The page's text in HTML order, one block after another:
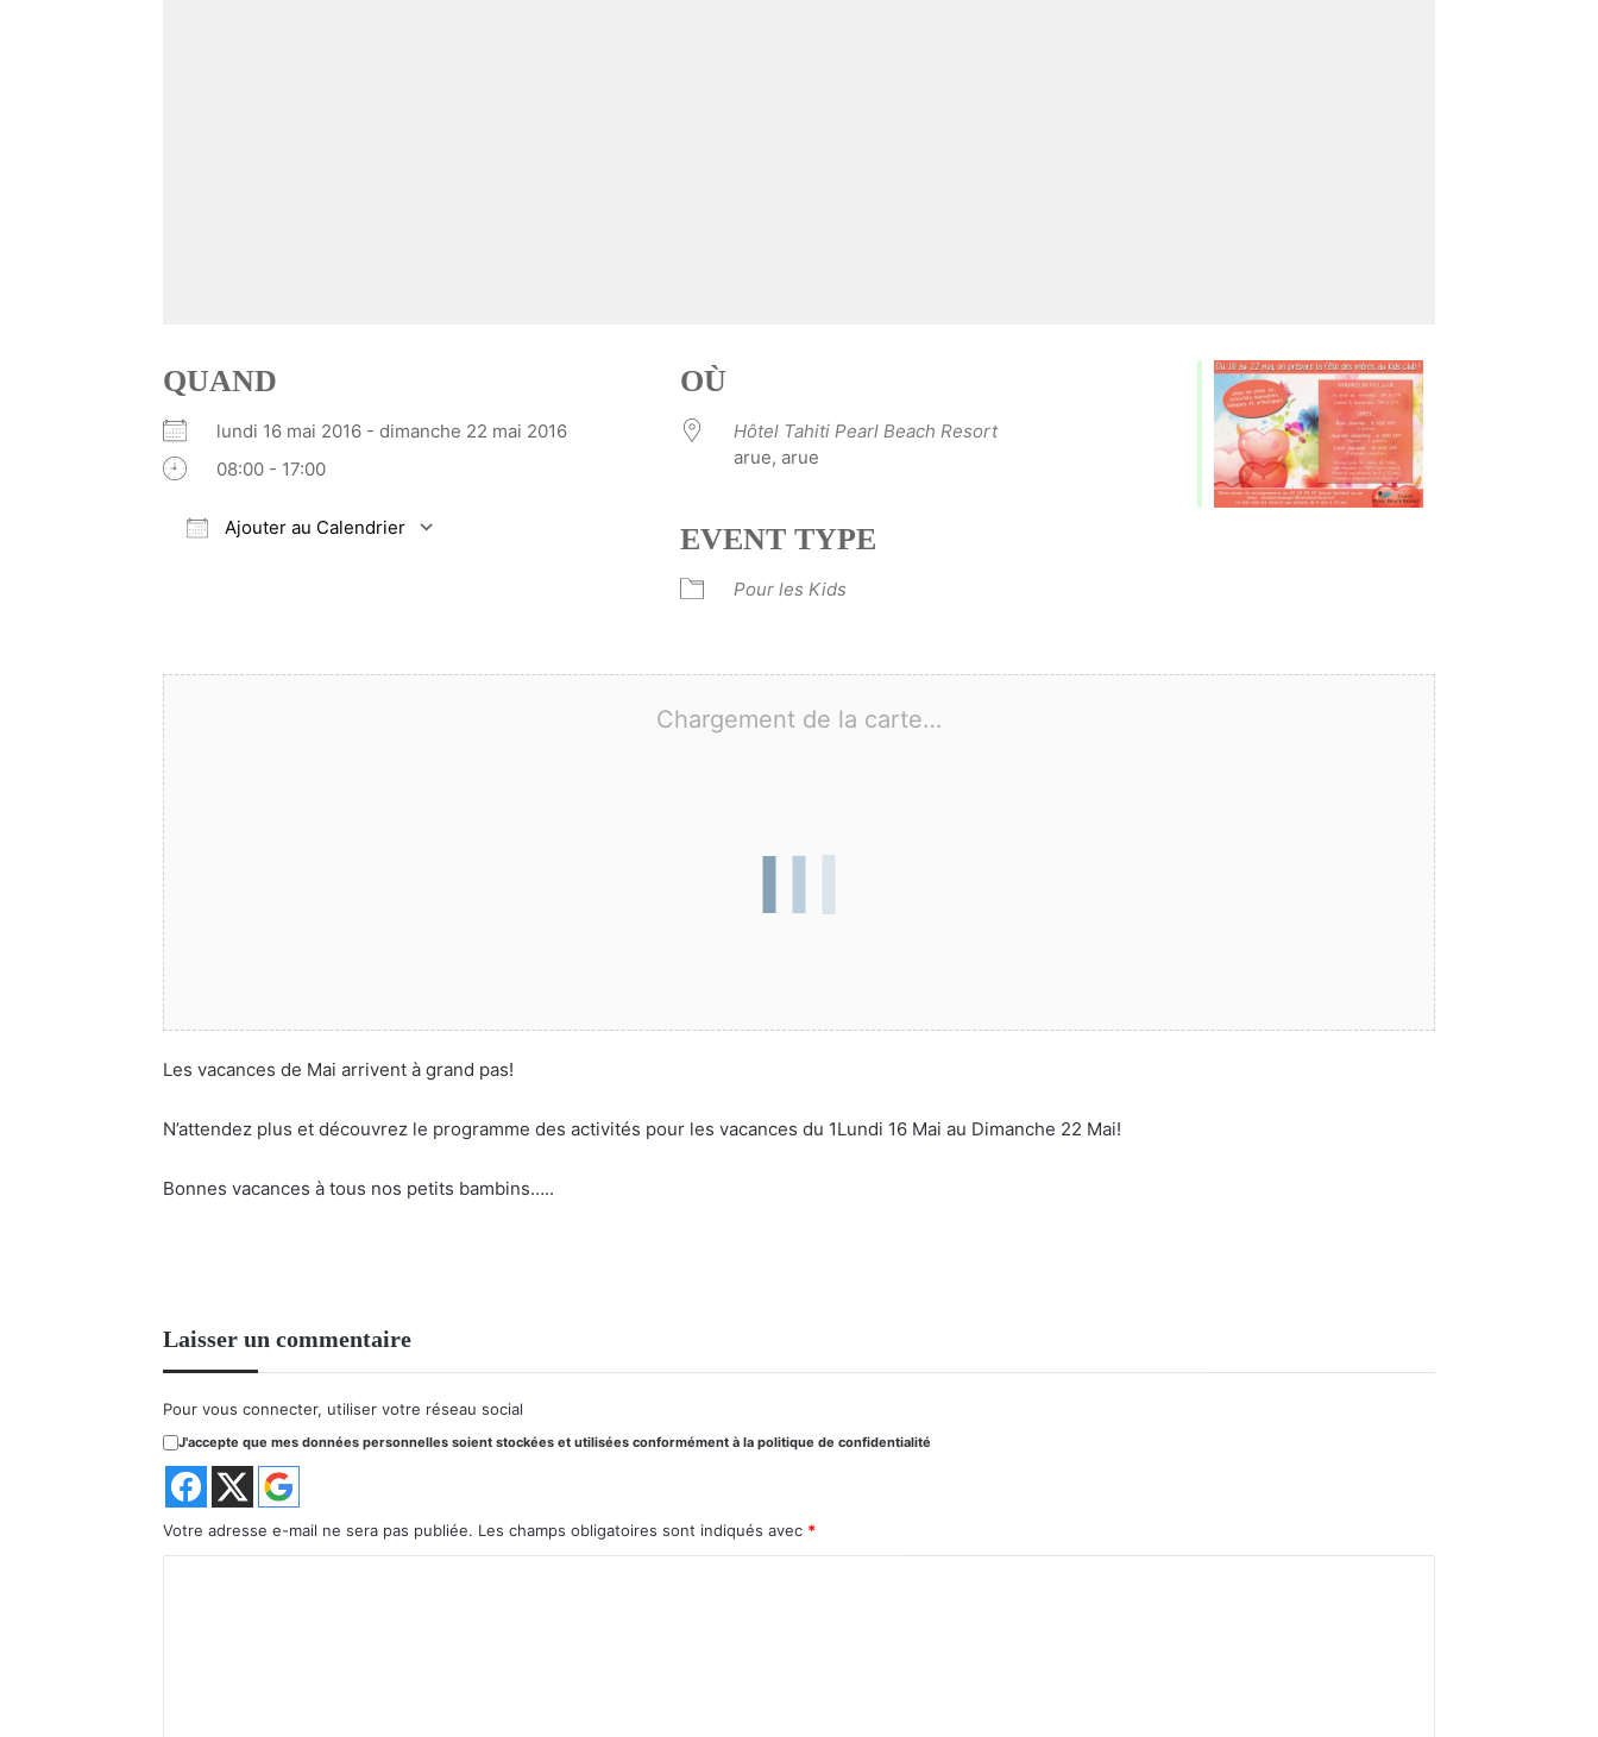
QUAND
lundi 16 mai 2016 - dimanche 22 mai 2016
08:00 - 17:00
Ajouter au Calendrier
OÙ
Hôtel Tahiti Pearl Beach Resort
arue, arue
EVENT TYPE
Pour les Kids
Chargement de la carte…
Les vacances de Mai arrivent à grand pas!
N’attendez plus et découvrez le programme des activités pour les vacances du 1Lundi 16 Mai au Dimanche 22 Mai!
Bonnes vacances à tous nos petits bambins…..
Laisser un commentaire
Pour vous connecter, utiliser votre réseau social
J'accepte que mes données personnelles soient stockées et utilisées conformément à la politique de confidentialité
Votre adresse e-mail ne sera pas publiée. Les champs obligatoires sont indiqués avec *